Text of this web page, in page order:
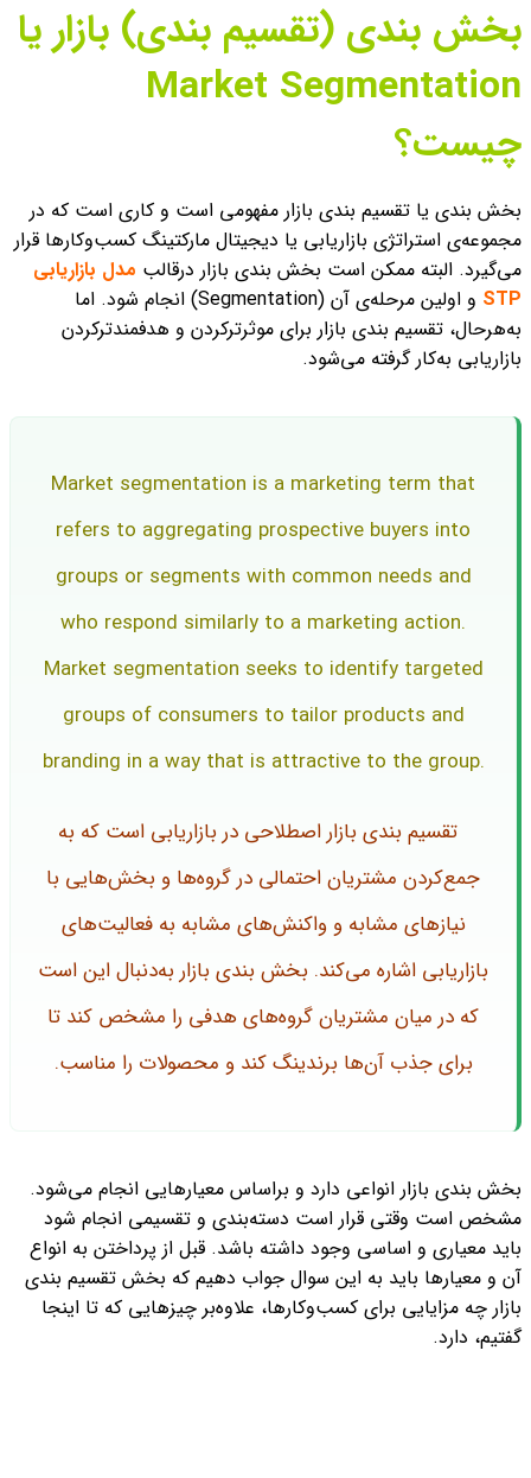
بخش بندی (تقسیم بندی) بازار یا
Market Segmentation
چیست؟
بخش بندی یا تقسیم بندی بازار مفهومی است و کاری است که در
مجموعه‌ی استراتژی بازاریابی یا دیجیتال مارکتینگ کسب‌وکارها قرار
می‌گیرد. البته ممکن است بخش بندی بازار درقالب مدل بازاریابی
STP
و اولین مرحله‌ی آن (Segmentation) انجام شود. اما
به‌هرحال، تقسیم بندی بازار برای موثرترکردن و هدفمندترکردن
بازاریابی به‌کار گرفته می‌شود.
Market segmentation is a marketing term that
refers to aggregating prospective buyers into
groups or segments with common needs and
who respond similarly to a marketing action.
Market segmentation seeks to identify targeted
groups of consumers to tailor products and
branding in a way that is attractive to the group.
تقسیم بندی بازار اصطلاحی در بازاریابی است که به
جمع‌کردن مشتریان احتمالی در گروه‌ها و بخش‌هایی با
نیازهای مشابه و واکنش‌های مشابه به فعالیت‌های
بازاریابی اشاره می‌کند. بخش بندی بازار به‌دنبال این است
که در میان مشتریان گروه‌های هدفی را مشخص کند تا
برای جذب آن‌ها برندینگ کند و محصولات را مناسب.
بخش بندی بازار انواعی دارد و براساس معیارهایی انجام می‌شود.
مشخص است وقتی قرار است دسته‌بندی و تقسیمی انجام شود
باید معیاری و اساسی وجود داشته باشد. قبل از پرداختن به انواع
آن و معیارها باید به این سوال جواب دهیم که بخش تقسیم بندی
بازار چه مزایایی برای کسب‌وکارها، علاوه‌بر چیزهایی که تا اینجا
گفتیم، دارد.